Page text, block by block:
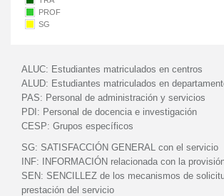
PROF
SG
ALUC: Estudiantes matriculados en centros
ALUD: Estudiantes matriculados en
PAS: Personal de administración y servicios
PDI: Personal de docencia e investigación
CESP: Grupos específicos
SG: SATISFACCIÓN GENERAL con el servicio
INF:
INFORMACIÓN relacionada con la
SEN: SENCILLEZ de los mecanismos de
prestación del servicio